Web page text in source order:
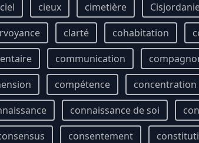
ciel cieux cimetière
clarté cohabitation
communication
compétence concentration
connaissance de soi
consentement